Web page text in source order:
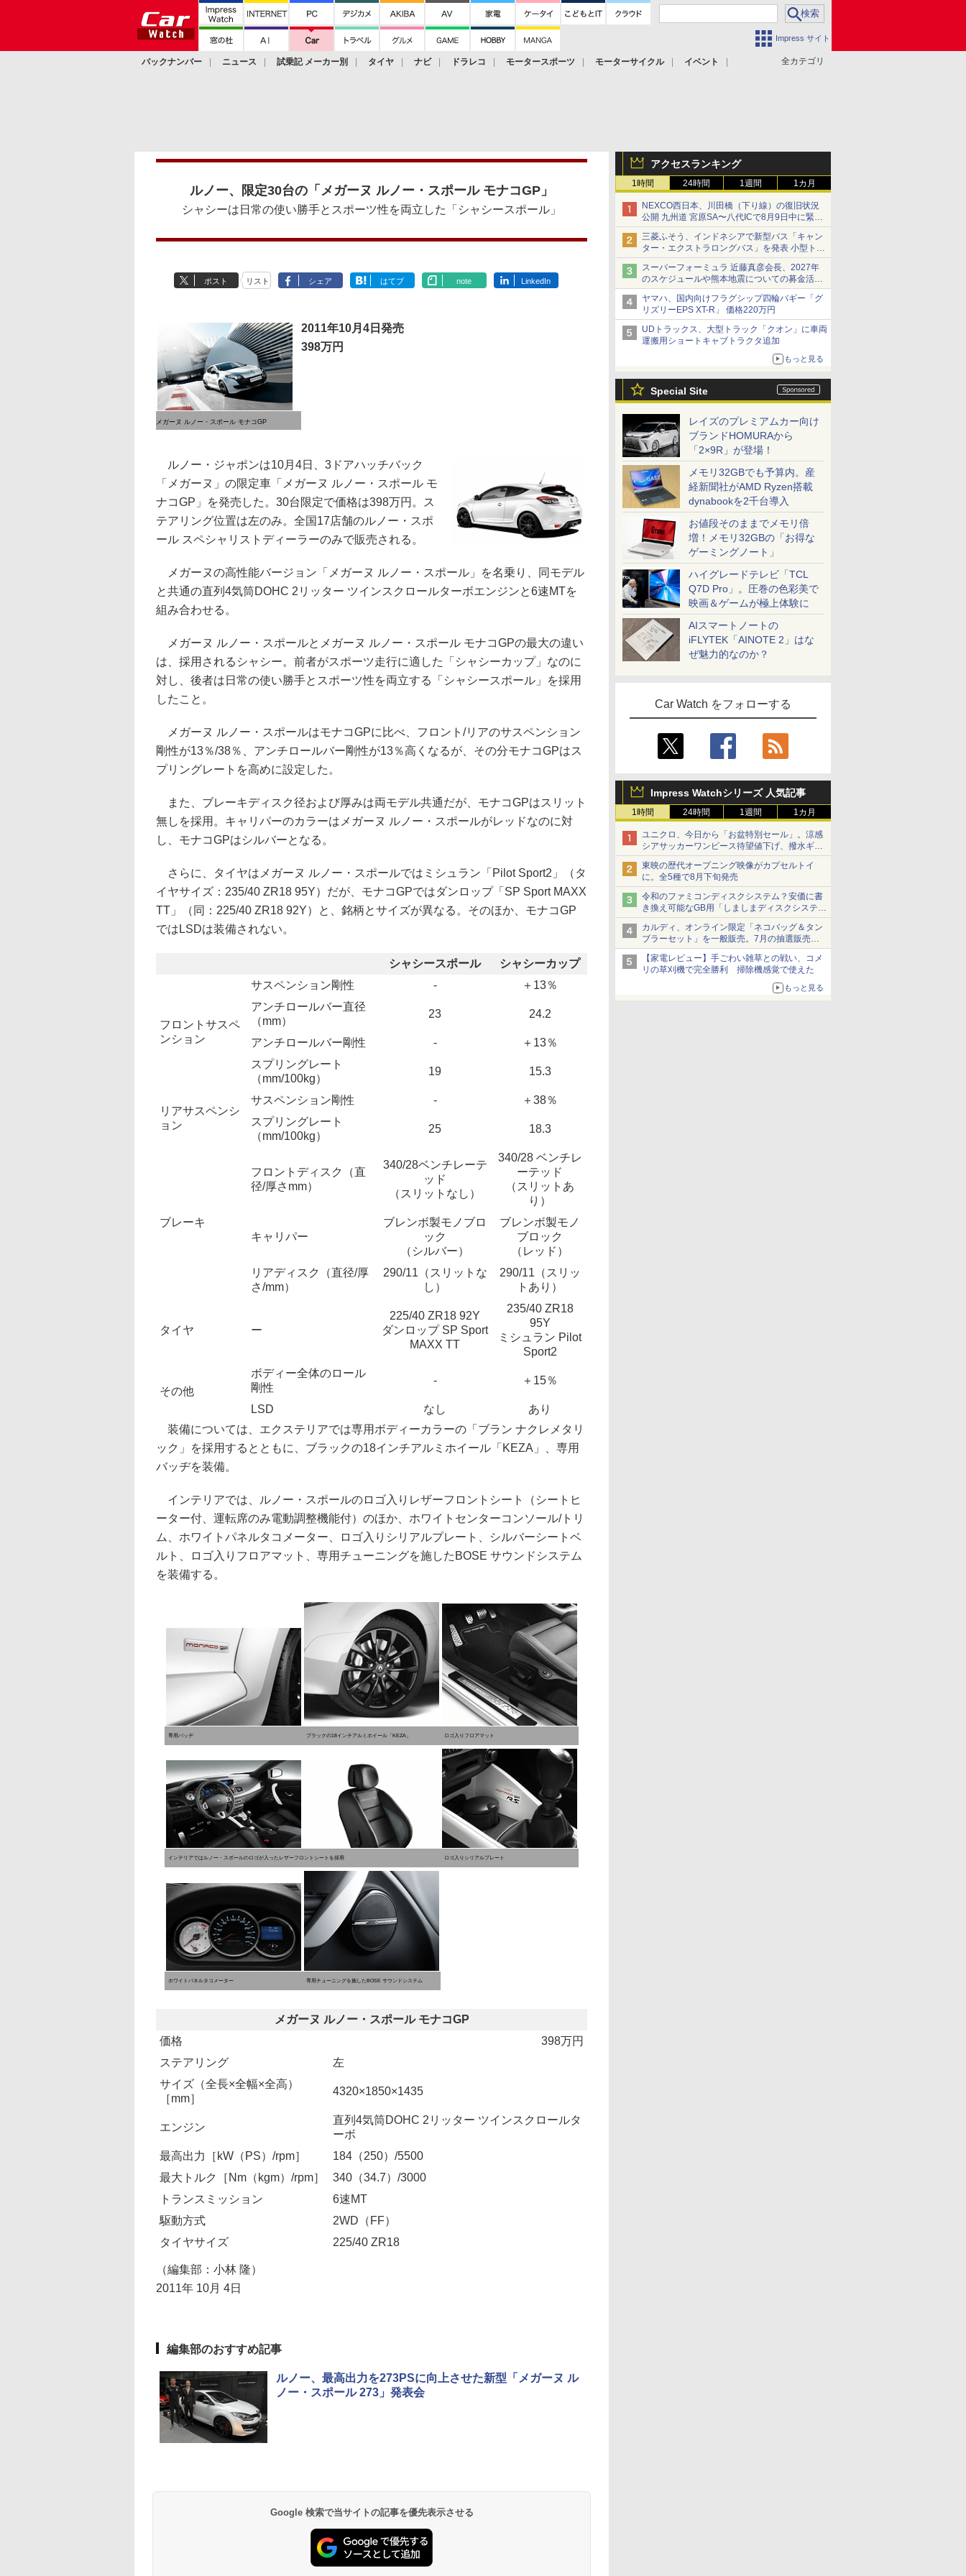
Impress サイト
全カテゴリ
バックナンバー ニュース 試乗記 メーカー別 タイヤ ナビ ドラレコ モータースポーツ モーターサイクル
イベント
アクセスランキング
1時間 24時間 1週間 1カ月
NEXCO西日本、川田橋（下り線）の復旧状況
公開 九州道 宮原SA〜八代ICで8月9日中に緊急
車両を通行可能に
三菱ふそう、インドネシアで新型バス「キャン
ター・エクストラロングバス」を発表 小型トラ
ックベースの観光・旅客輸送向けバス
スーパーフォーミュラ 近藤真彦会長、2027年
のスケジュールや熊本地震についての募金活動
を紹介
ヤマハ、国内向けフラグシップ四輪バギー「グ
リズリーEPS XT-R」 価格220万円
UDトラックス、大型トラック「クオン」に車両
運搬用ショートキャブトラクタ追加
もっと見る
Special Site
レイズのプレミアムカー向け
ブランドHOMURAから
「2×9R」が登場！
メモリ32GBでも予算内。産
経新聞社がAMD Ryzen搭載
dynabookを2千台導入
お値段そのままでメモリ倍
増！メモリ32GBの「お得な
ゲーミングノート」
ハイグレードテレビ「TCL
Q7D Pro」。圧巻の色彩美で
映画＆ゲームが極上体験に
AIスマートノートの
iFLYTEK「AINOTE 2」はな
ぜ魅力的なのか？
Car Watch をフォローする
Impress Watchシリーズ 人気記事
1時間 24時間 1週間 1カ月
ユニクロ、今日から「お盆特別セール」。涼感
シアサッカーワンピース待望値下げ、撥水ギア
ショーツは1990円に
東映の歴代オープニング映像がカプセルトイ
に。全5種で8月下旬発売
令和のファミコンディスクシステム？安価に書
き換え可能なGB用「しましまディスクシステ
ム」
カルディ、オンライン限定「ネコバッグ＆タン
ブラーセット」を一般販売。7月の抽選販売の
当選無効分
【家電レビュー】手ごわい雑草との戦い、コメ
リの草刈機で完全勝利 掃除機感覚で使えた
もっと見る
ルノー、限定30台の「メガーヌ ルノー・スポール モナコGP」
シャシーは日常の使い勝手とスポーツ性を両立した「シャシースポール」
ポスト リスト シェア はてブ note LinkedIn
メガーヌ ルノー・スポール モナコGP
2011年10月4日発売
398万円
ルノー・ジャポンは10月4日、3ドアハッチバック
「メガーヌ」の限定車「メガーヌ ルノー・スポール モ
ナコGP」を発売した。30台限定で価格は398万円。ス
テアリング位置は左のみ。全国17店舗のルノー・スポ
ール スペシャリストディーラーのみで販売される。
メガーヌの高性能バージョン「メガーヌ ルノー・スポール」を名乗り、同モデル
と共通の直列4気筒DOHC 2リッター ツインスクロールターボエンジンと6速MTを
組み合わせる。
メガーヌ ルノー・スポールとメガーヌ ルノー・スポール モナコGPの最大の違い
は、採用されるシャシー。前者がスポーツ走行に適した「シャシーカップ」なのに
対し、後者は日常の使い勝手とスポーツ性を両立する「シャシースポール」を採用
したこと。
メガーヌ ルノー・スポールはモナコGPに比べ、フロント/リアのサスペンション
剛性が13％/38％、アンチロールバー剛性が13％高くなるが、その分モナコGPはス
プリングレートを高めに設定した。
また、ブレーキディスク径および厚みは両モデル共通だが、モナコGPはスリット
無しを採用。キャリパーのカラーはメガーヌ ルノー・スポールがレッドなのに対
し、モナコGPはシルバーとなる。
さらに、タイヤはメガーヌ ルノー・スポールではミシュラン「Pilot Sport2」（タ
イヤサイズ：235/40 ZR18 95Y）だが、モナコGPではダンロップ「SP Sport MAXX
TT」（同：225/40 ZR18 92Y）と、銘柄とサイズが異なる。そのほか、モナコGP
ではLSDは装備されない。
シャシースポール シャシーカップ
フロントサスペ
ンション
サスペンション剛性 -
＋13％
アンチロールバー直径
（mm）
23 24.2
アンチロールバー剛性 -
＋13％
スプリングレート
（mm/100kg）
19 15.3
リアサスペンシ
ョン
サスペンション剛性 -
＋38％
スプリングレート
（mm/100kg）
25 18.3
ブレーキ
フロントディスク（直
径/厚さmm）
340/28ベンチレーテ
ッド
（スリットなし）
340/28 ベンチレ
ーテッド
（スリットあ
り）
キャリパー
ブレンボ製モノブロ
ック
（シルバー）
ブレンボ製モノ
ブロック
（レッド）
リアディスク（直径/厚
さ/mm）
290/11（スリットな
し）
290/11（スリッ
トあり）
タイヤ ー
225/40 ZR18 92Y
ダンロップ SP Sport
MAXX TT
235/40 ZR18
95Y
ミシュラン Pilot
Sport2
その他
ボディー全体のロール
剛性
- ＋15％
LSD なし
あり
装備については、エクステリアでは専用ボディーカラーの「ブラン ナクレメタリ
ック」を採用するとともに、ブラックの18インチアルミホイール「KEZA」、専用
バッヂを装備。
インテリアでは、ルノー・スポールのロゴ入りレザーフロントシート（シートヒ
ーター付、運転席のみ電動調整機能付）のほか、ホワイトセンターコンソール/トリ
ム、ホワイトパネルタコメーター、ロゴ入りシリアルプレート、シルバーシートベ
ルト、ロゴ入りフロアマット、専用チューニングを施したBOSE サウンドシステム
を装備する。
専用バッヂ ブラックの18インチアルミホイール「KEZA」 ロゴ入りフロアマット
インテリアではルノー・スポールのロゴが入ったレザーフロントシートを採用 ロゴ入りシリアルプレート
ホワイトパネルタコメーター 専用チューニングを施したBOSE サウンドシステム
メガーヌ ルノー・スポール モナコGP
価格
398万円
ステアリング
左
サイズ（全長×全幅×全高）
［mm］
4320×1850×1435
エンジン
直列4気筒DOHC 2リッター ツインスクロールタ
ーボ
最高出力［kW（PS）/rpm］
184（250）/5500
最大トルク［Nm（kgm）/rpm］
340（34.7）/3000
トランスミッション
6速MT
駆動方式
2WD（FF）
タイヤサイズ
225/40 ZR18
（編集部：小林 隆）
2011年 10月 4日
編集部のおすすめ記事
ルノー、最高出力を273PSに向上させた新型「メガーヌ ル
ノー・スポール 273」発表会
Google 検索で当サイトの記事を優先表示させる